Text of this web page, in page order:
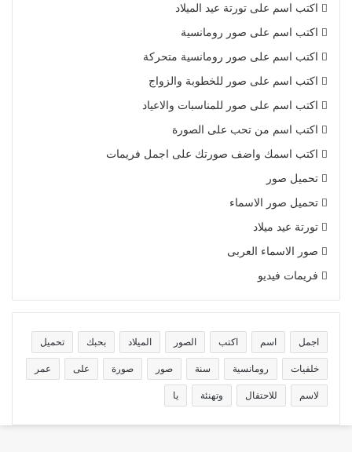
اكتب اسم على تورتة عيد الميلاد
اكتب اسم على صور رومانسية
اكتب اسم على صور رومانسية متحركة
اكتب اسم على صور للخطوبة والزواج
اكتب اسم على صور للمناسبات والاعياد
اكتب اسم من تحب على الصورة
اكتب اسمك واضف صورتك على اجمل فريمات
تحميل صور
تحميل صور الاسماء
تورتة عيد ميلاد
صور الاسماء العربى
فريمات فيديو
اجمل اسم اكتب الصور الميلاد بحبك تحميل
خلفيات رومانسية سنة صور صورة على عمر
لاسم للاحتفال وتهنئة يا